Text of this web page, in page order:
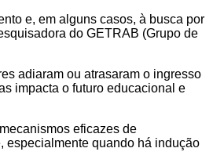
e, em alguns casos, à busca por
do GETRAB (Grupo de
adiaram ou atrasaram o ingresso
impacta o futuro educacional e
eficazes de
especialmente quando há indução